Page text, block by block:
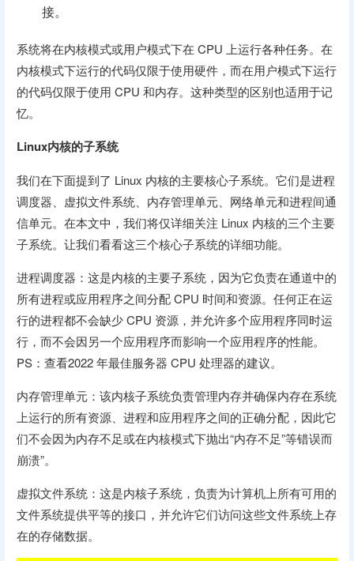
接。
系统将在内核模式或用户模式下在 CPU 上运行各种任务。在
内核模式下运行的代码仅限于使用硬件，而在用户模式下运行
的代码仅限于使用 CPU 和内存。这种类型的区别也适用于记
忆。
Linux内核的子系统
我们在下面提到了 Linux 内核的主要核心子系统。它们是进程
调度器、虚拟文件系统、内存管理单元、网络单元和进程间通
信单元。在本文中，我们将仅详细关注 Linux 内核的三个主要
子系统。让我们看看这三个核心子系统的详细功能。
进程调度器：这是内核的主要子系统，因为它负责在通道中的
所有进程或应用程序之间分配 CPU 时间和资源。任何正在运
行的进程都不会缺少 CPU 资源，并允许多个应用程序同时运
行，而不会因另一个应用程序而影响一个应用程序的性能。
PS：查看2022 年最佳服务器 CPU 处理器的建议。
内存管理单元：该内核子系统负责管理内存并确保内存在系统
上运行的所有资源、进程和应用程序之间的正确分配，因此它
们不会因为内存不足或在内核模式下抛出“内存不足”等错误而
崩溃”。
虚拟文件系统：这是内核子系统，负责为计算机上所有可用的
文件系统提供平等的接口，并允许它们访问这些文件系统上存
在的存储数据。